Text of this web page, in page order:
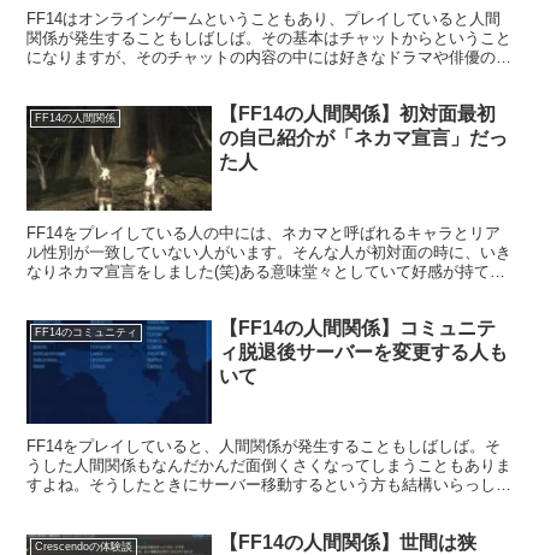
FF14はオンラインゲームということもあり、プレイしていると人間
関係が発生することもしばしば。その基本はチャットからということ
になりますが、そのチャットの内容の中には好きなドラマや俳優の話
FF14の人間関係
【FF14の人間関係】初対面最初
の自己紹介が「ネカマ宣言」だっ
た人
FF14をプレイしている人の中には、ネカマと呼ばれるキャラとリア
ル性別が一致していない人がいます。そんな人が初対面の時に、いき
なりネカマ宣言をしました(笑)ある意味堂々としていて好感が持てる
FF14のコミュニティ
【FF14の人間関係】コミュニテ
ィ脱退後サーバーを変更する人も
いて
FF14をプレイしていると、人間関係が発生することもしばしば。そ
うした人間関係もなんだかんだ面倒くさくなってしまうこともありま
すよね。そうしたときにサーバー移動するという方も結構いらっしゃ
Crescendoの体験談
【FF14の人間関係】世間は狭